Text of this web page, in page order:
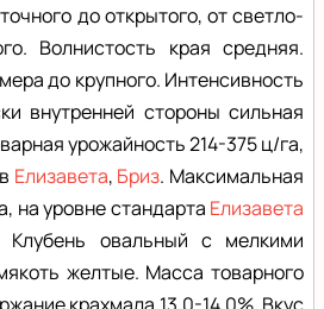
до открытого, от светло-
Волнистость края средняя.
до крупного. Интенсивность
внутренней стороны сильная
урожайность 214-375 ц/га,
Елизавета, Бриз. Максимальная
на уровне стандарта Елизавета
Клубень овальный с мелкими
желтые. Масса товарного